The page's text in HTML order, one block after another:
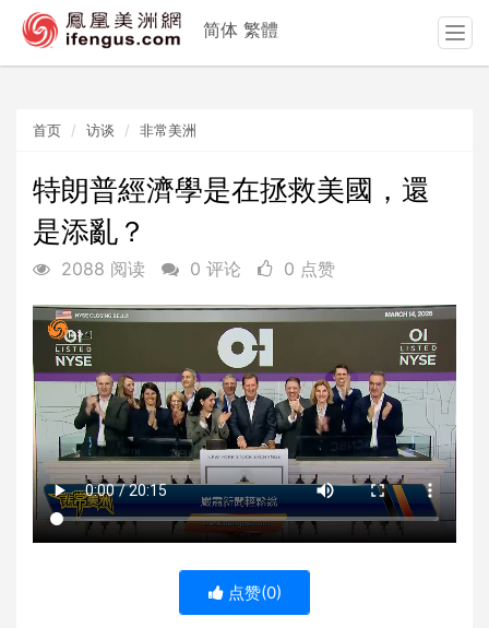
首页 访谈 非常美洲
特朗普經濟學是在拯救美國，還
是添亂？
2088 阅读 0 评论 0 点赞
点赞(0)
简体 繁體
T
o
a
t
o
n